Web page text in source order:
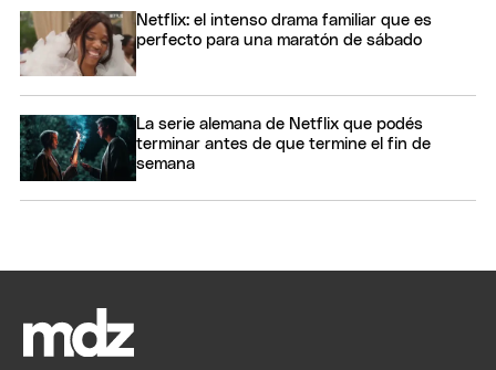
Netflix: el intenso drama familiar que es
perfecto para una maratón de sábado
La serie alemana de Netflix que podés
terminar antes de que termine el fin de
semana